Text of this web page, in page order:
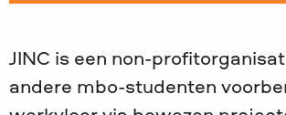
JINC is een non-
andere mbo-studenten